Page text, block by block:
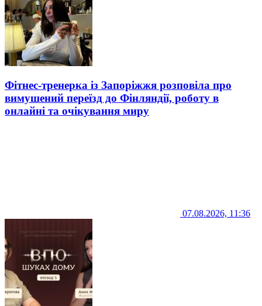
Фітнес-тренерка із Запоріжжя розповіла про
вимушений переїзд до Фінляндії, роботу в
онлайні та очікування миру
07.08.2026, 11:36